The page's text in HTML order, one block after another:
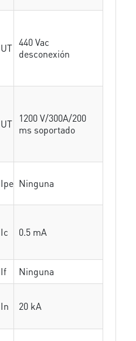
UT 440 Vac
desconexión
UT
1200 V/300A/200
ms soportado
Ipe Ninguna
Ic 0.5 mA
If
Ninguna
In 20 kA